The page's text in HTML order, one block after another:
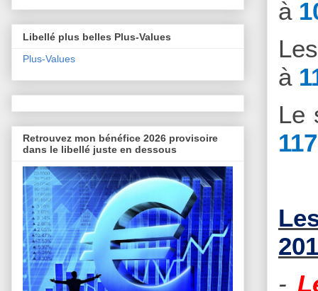
à
à
Le
-
Libellé plus belles Plus-Values
Plus-Values
Retrouvez mon bénéfice 2026 provisoire
dans le libellé juste en dessous